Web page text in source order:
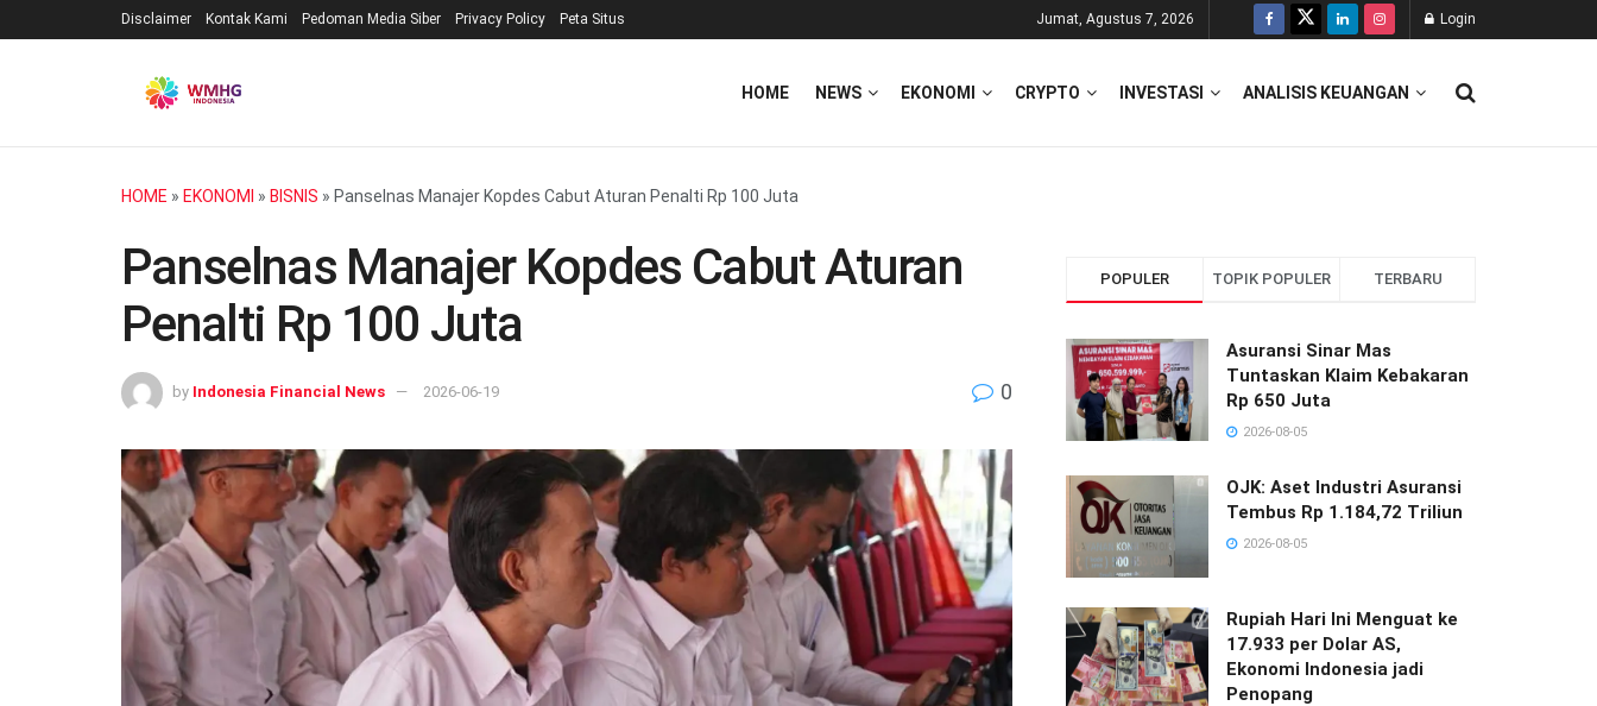
Disclaimer Kontak Kami Pedoman Media Siber Privacy Policy Peta Situs Jumat, Agustus 7, 2026 Login
HOME NEWS EKONOMI CRYPTO INVESTASI ANALISIS KEUANGAN
HOME » EKONOMI » BISNIS » Panselnas Manajer Kopdes Cabut Aturan Penalti Rp 100 Juta
Panselnas Manajer Kopdes Cabut Aturan
Penalti Rp 100 Juta
by Indonesia Financial News 2026-06-19 0
POPULER TOPIK POPULER TERBARU
Asuransi Sinar Mas
Tuntaskan Klaim Kebakaran
Rp 650 Juta
2026-08-05
OJK: Aset Industri Asuransi
Tembus Rp 1.184,72 Triliun
2026-08-05
Rupiah Hari Ini Menguat ke
17.933 per Dolar AS,
Ekonomi Indonesia jadi
Penopang